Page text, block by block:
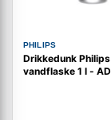
PHILIPS
Drikkedunk
vandflaske 1 l -